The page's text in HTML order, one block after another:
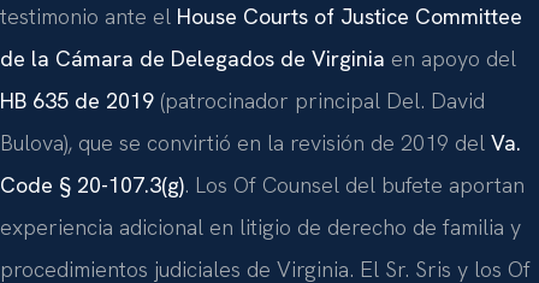
testimonio ante el House Courts of Justice Committee
de la Cámara de Delegados de Virginia en apoyo del
HB 635 de 2019 (patrocinador principal Del. David
Bulova), que se convirtió en la revisión de 2019 del Va.
Code § 20-107.3(g). Los Of Counsel del bufete aportan
experiencia adicional en litigio de derecho de familia y
procedimientos judiciales de Virginia. El Sr. Sris y los Of